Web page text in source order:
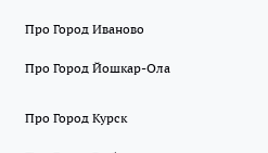
Про Город Иваново
Про Город Йошкар-Ола
Про Город Курск